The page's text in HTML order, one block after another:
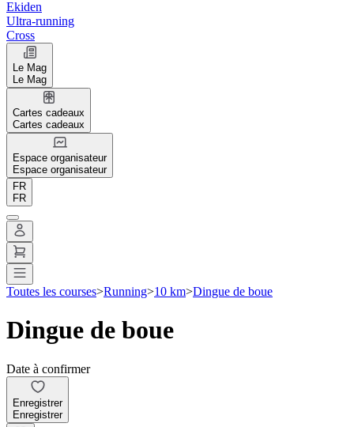
Ekiden
Ultra-running
Cross
Le Mag
Le Mag
Cartes cadeaux
Cartes cadeaux
Espace organisateur
Espace organisateur
FR
FR
Toutes les courses>Running>10 km>Dingue de boue
Dingue de boue
Date à confirmer
Enregistrer
Enregistrer